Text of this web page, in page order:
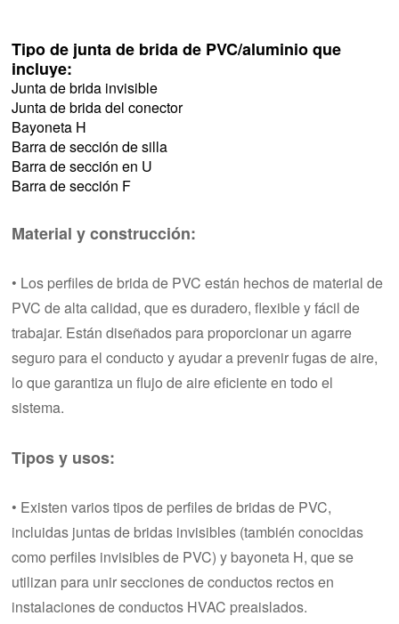
Tipo de junta de brida de PVC/aluminio que
incluye:
Junta de brida invisible
Junta de brida del conector
Bayoneta H
Barra de sección de silla
Barra de sección en U
Barra de sección F
Material y construcción:
• Los perfiles de brida de PVC están hechos de material de
PVC de alta calidad, que es duradero, flexible y fácil de
trabajar. Están diseñados para proporcionar un agarre
seguro para el conducto y ayudar a prevenir fugas de aire,
lo que garantiza un flujo de aire eficiente en todo el
sistema.
Tipos y usos:
• Existen varios tipos de perfiles de bridas de PVC,
incluidas juntas de bridas invisibles (también conocidas
como perfiles invisibles de PVC) y bayoneta H, que se
utilizan para unir secciones de conductos rectos en
instalaciones de conductos HVAC preaislados.